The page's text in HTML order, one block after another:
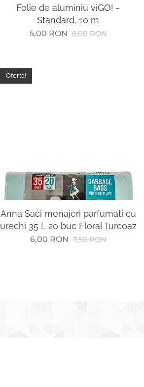
Folie de aluminiu viGO! -
Standard, 10 m
5,00 RON 8,00RON
Anna Saci menajeri parfumati cu
urechi 35 L 20 buc Floral Turcoaz
Oferta!
6,00 RON 7,50RON